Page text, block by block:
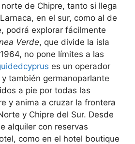
de Chipre, tanto si llega
en el sur, como al de
podrá explorar fácilmente
Verde, que divide la isla
no pone límites a las
es un operador
también germanoparlante
a pie por todas las
y anima a cruzar la frontera
y Chipre del Sur. Desde
alquiler con reservas
como en el hotel boutique